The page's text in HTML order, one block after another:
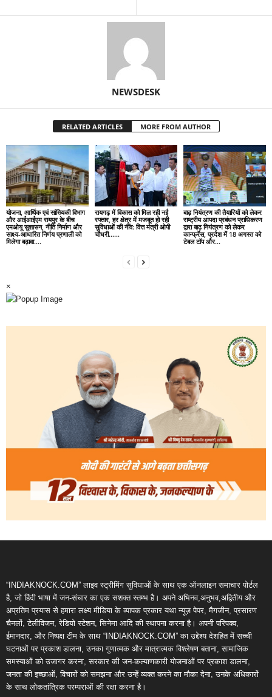
NEWSDESK
RELATED ARTICLES MORE FROM AUTHOR
योजना, आर्थिक एवं सांख्यिकी विभाग
और आईआईएम रायपुर के बीच
एमओयू सुशासन, नीति निर्माण और
साक्ष्य-आधारित निर्णय प्रणाली को
मिलेगा बढ़ावा….
रायगढ़ में विकास को मिल रही नई
रफ्तार, हर क्षेत्र में मजबूत हो रही
सुविधाओं की नींव: वित्त मंत्री ओपी
चौधरी……
बाढ़ नियंत्रण की तैयारियों को लेकर
राष्ट्रीय आपदा प्रबंधन प्राधिकरण
द्वारा बाढ़ नियंत्रण को लेकर
कान्फ्रेंस, प्रदेश में 18 अगस्त को
टेबल टॉप और...
×
“INDIAKNOCK.COM” लाइव स्ट्रीमिंग सुविधाओं के साथ एक ऑनलाइन समाचार पोर्टल
है, जो हिंदी भाषा में जन-संचार का एक सशक्त स्तम्भ है। अपने अभिनव,अनुभव,अद्वितीय और
अप्रतिम प्रयास से हमारा लक्ष्य मीडिया के व्यापक प्रकार यथा न्यूज़ पेपर, मैगजीन, प्रसारण
चैनलों, टेलीविजन, रेडियो स्टेशन, सिनेमा आदि की स्थापना करना है। अपनी परिपक्व,
ईमानदार, और निष्पक्ष टीम के साथ “INDIAKNOCK.COM” का उद्देश्य देशहित में सच्ची
घटनाओं पर प्रकाश डालना, उनका गुणात्मक और मात्रात्मक विश्लेषण बताना, सामाजिक
समस्याओं को उजागर करना, सरकार की जन-कल्याणकारी योजनाओं पर प्रकाश डालना,
जनता की इच्छाओं, विचारों को समझना और उन्हें व्यक्त करने का मौका देना, उनके अधिकारों
के साथ लोकतांत्रिक परम्पराओं की रक्षा करना है।